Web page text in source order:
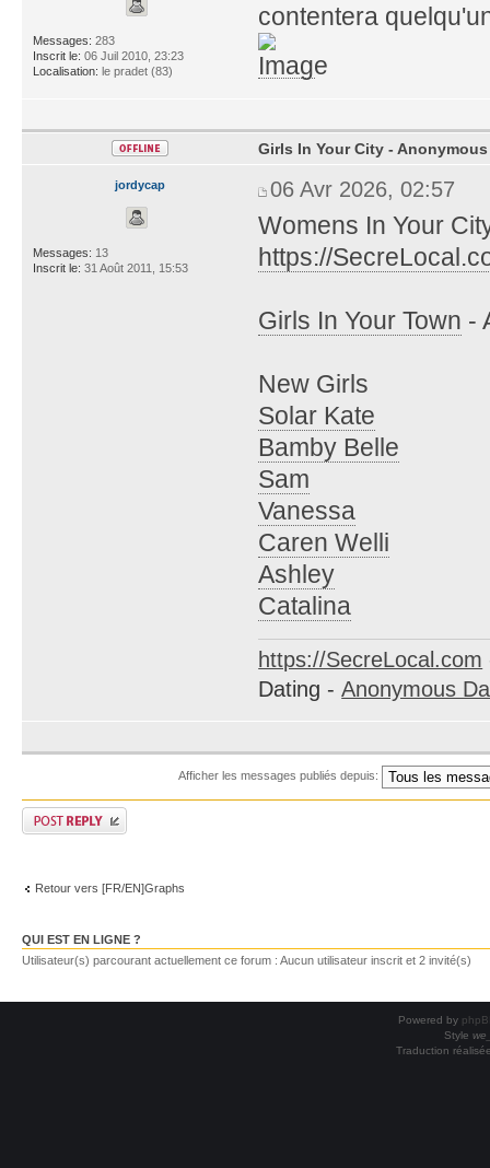
Messages: 283
Inscrit le: 06 Juil 2010, 23:23
Localisation: le pradet (83)
contentera
jordycap
Messages: 13
Inscrit le: 31 Août 2011, 15:53
Girls In Your City -
06 Avr 2026, 02:57
Womens In Your
https://
Girls In Your Town -
New Girls
Solar Kate
Bamby Belle
Sam
Vanessa
Caren Welli
Ashley
Catalina
https://SecreLocal.com
Dating -Anonymous
Afficher les messages publiés depuis:
Retour vers [FR/EN]Graphs
QUI EST EN LIGNE ?
Utilisateur(s) parcourant actuellement ce forum : Aucun utilisateur inscrit et 2 invité(s)
Powered by
Style
Traduction